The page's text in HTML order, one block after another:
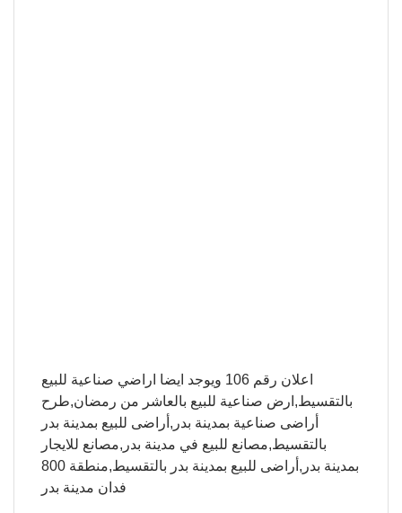
اعلان رقم 106 ويوجد ايضا اراضي صناعية للبيع
بالتقسيط,ارض صناعية للبيع بالعاشر من رمضان,طرح
أراضى صناعية بمدينة بدر,أراضى للبيع بمدينة بدر
بالتقسيط,مصانع للبيع في مدينة بدر,مصانع للايجار
بمدينة بدر,أراضى للبيع بمدينة بدر بالتقسيط,منطقة 800
فدان مدينة بدر